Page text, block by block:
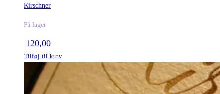
Kirschner
På lager
120,00
Tilføj til kurv